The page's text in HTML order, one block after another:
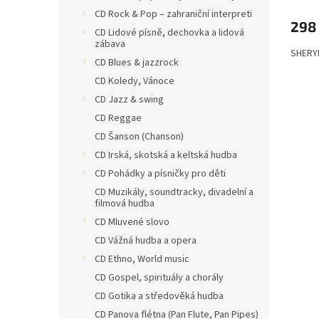
CD Rock & Pop – zahraniční interpreti
CD Lidové písně, dechovka a lidová
zábava
CD Blues & jazzrock
CD Koledy, Vánoce
CD Jazz & swing
CD Reggae
CD Šanson (Chanson)
CD Irská, skotská a keltská hudba
CD Pohádky a písničky pro děti
CD Muzikály, soundtracky, divadelní a
filmová hudba
CD Mluvené slovo
CD Vážná hudba a opera
CD Ethno, World music
CD Gospel, spirituály a chorály
CD Gotika a středověká hudba
CD Panova flétna (Pan Flute, Pan Pipes)
298